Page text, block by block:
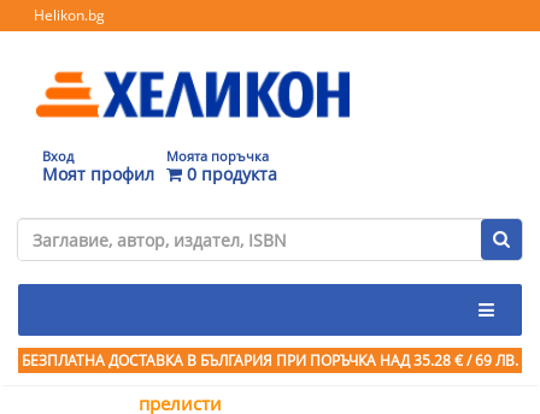
Helikon.bg
Вход
Моят профил
Моята поръчка
0 продукта
БЕЗПЛАТНА ДОСТАВКА В БЪЛГАРИЯ ПРИ ПОРЪЧКА НАД 35.28 € / 69 ЛВ.
прелисти